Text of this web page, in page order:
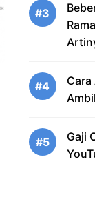
#3
#4
Cara
#5
Gaji